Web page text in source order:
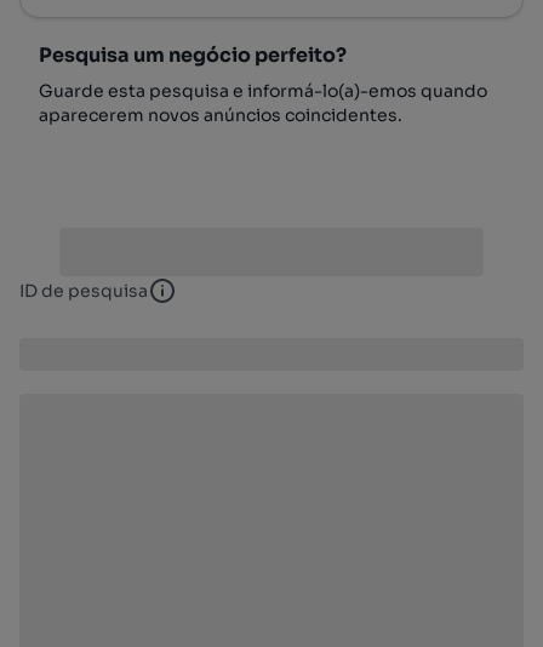
Pesquisa um negócio perfeito?
Guarde esta pesquisa e informá-lo(a)-emos quando
aparecerem novos anúncios coincidentes.
ID de pesquisa ID de pesquisa